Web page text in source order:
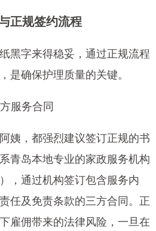
正规签约流程
黑字来得稳妥，通过正规流程
是确保护理质量的关键。
服务合同
姨，都强烈建议签订正规的书
青岛本地专业的家政服务机构
，通过机构签订包含服务内
任及免责条款的三方合同。正
雇佣带来的法律风险，一旦在